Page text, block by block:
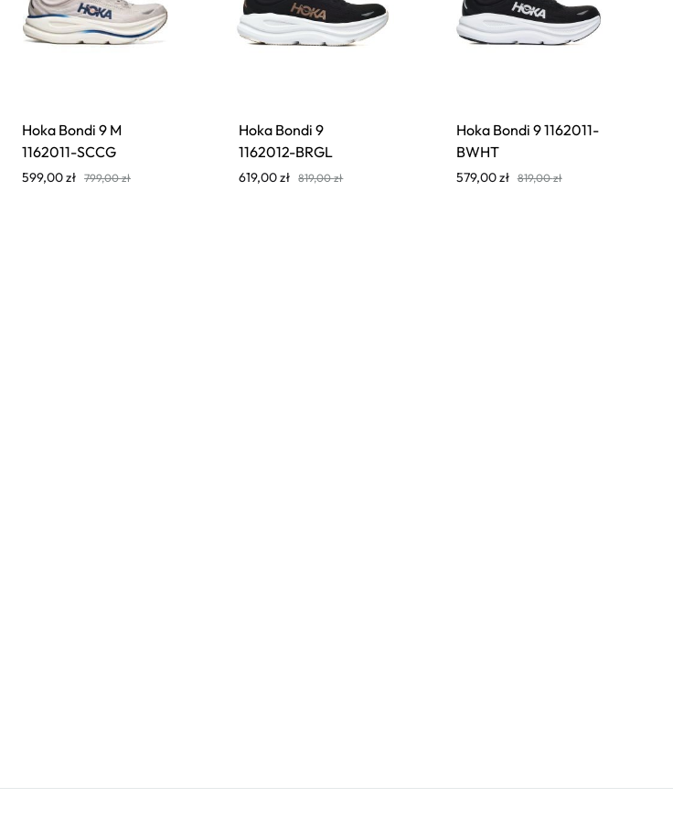
Hoka Bondi 9 M
1162011-SCCG
599,00zł 799,00zł
Hoka Bondi 9
1162012-BRGL
619,00zł 819,00zł
Hoka Bondi 9 1162011-
BWHT
579,00zł 819,00zł